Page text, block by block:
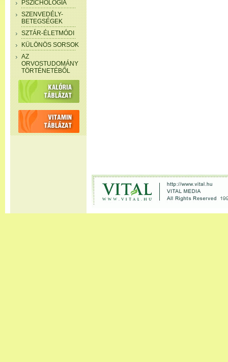
PSZICHOLÓGIA
SZENVEDÉLY-
BETEGSÉGEK
SZTÁR-ÉLETMÓDI
KÜLÖNÖS SORSOK
AZ
ORVOSTUDOMÁNY
TÖRTÉNETÉBŐL